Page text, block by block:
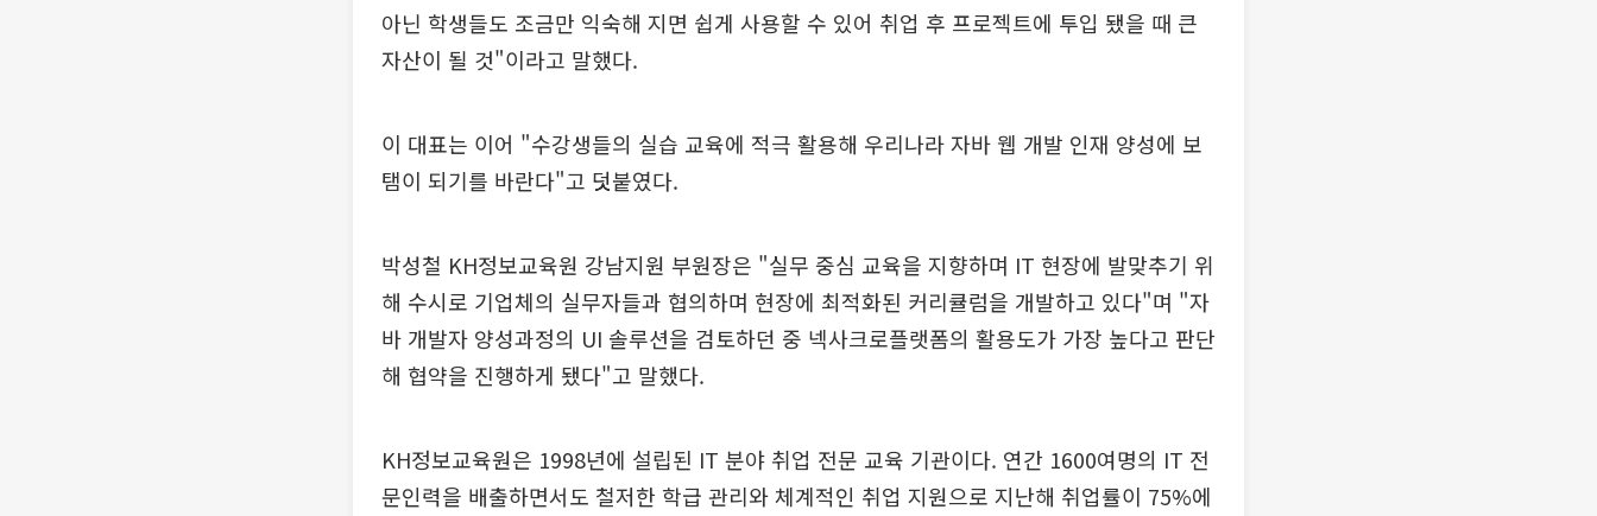
아닌 학생들도 조금만 익숙해 지면 쉽게 사용할 수 있어 취업 후 프로젝트에 투입 됐을 때 큰
자산이 될 것"이라고 말했다.
이 대표는 이어 "수강생들의 실습 교육에 적극 활용해 우리나라 자바 웹 개발 인재 양성에 보
탬이 되기를 바란다"고 덧붙였다.
박성철 KH정보교육원 강남지원 부원장은 "실무 중심 교육을 지향하며 IT 현장에 발맞추기 위
해 수시로 기업체의 실무자들과 협의하며 현장에 최적화된 커리큘럼을 개발하고 있다"며 "자
바 개발자 양성과정의 UI 솔루션을 검토하던 중 넥사크로플랫폼의 활용도가 가장 높다고 판단
해 협약을 진행하게 됐다"고 말했다.
KH정보교육원은 1998년에 설립된 IT 분야 취업 전문 교육 기관이다. 연간 1600여명의 IT 전
문인력을 배출하면서도 철저한 학급 관리와 체계적인 취업 지원으로 지난해 취업률이 75%에